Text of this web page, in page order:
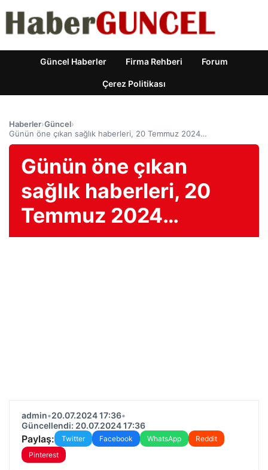
Güncel Haberler Firma Rehberi Forum
Çerez Politikası
Haberler›Güncel›
Günün öne çıkan sağlık haberleri, 20 Temmuz 2024…
Günün öne çıkan
sağlık haberleri, 20
Temmuz 2024…
admin•20.07.2024 17:36•
Güncellendi: 20.07.2024 17:36
Paylaş: Twitter Facebook WhatsApp
Reddit
Pinterest